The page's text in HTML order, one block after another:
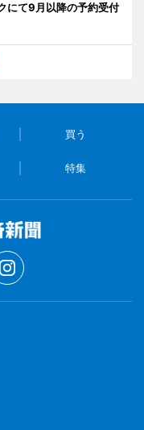
にて9月以降の予約受付
買う
特集